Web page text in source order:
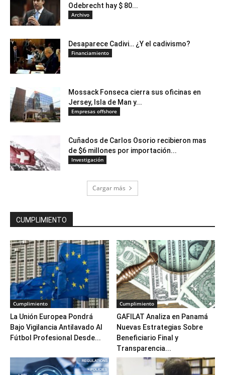
Odebrecht hay $ 80...
Archivo
Desaparece Cadivi… ¿Y el cadivismo?
Financiamiento
Mossack Fonseca cierra sus oficinas en
Jersey, Isla de Man y...
Empresas offshore
Cuñados de Carlos Osorio recibieron mas
de $6 millones por importación...
Investigación
Cargar más
CUMPLIMIENTO
Cumplimiento
La Unión Europea Pondrá
Bajo Vigilancia Antilavado Al
Fútbol Profesional Desde...
Cumplimiento
GAFILAT Analiza en Panamá
Nuevas Estrategias Sobre
Beneficiario Final y
Transparencia...